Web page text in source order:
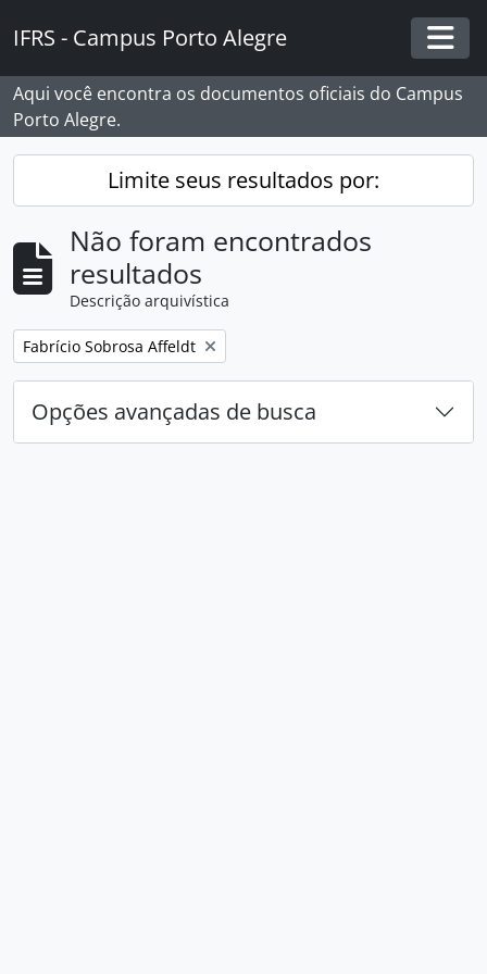
IFRS - Campus Porto Alegre
Aqui você encontra os documentos oficiais do Campus
Porto Alegre.
Limite seus resultados por:
Não foram encontrados
resultados
Descrição arquivística
Remover filtro:
Fabrício Sobrosa Affeldt
Opções avançadas de busca